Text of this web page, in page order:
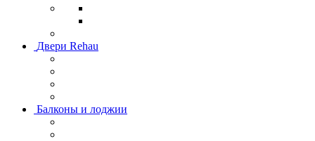
Двери Rehau
Балконы и лоджии